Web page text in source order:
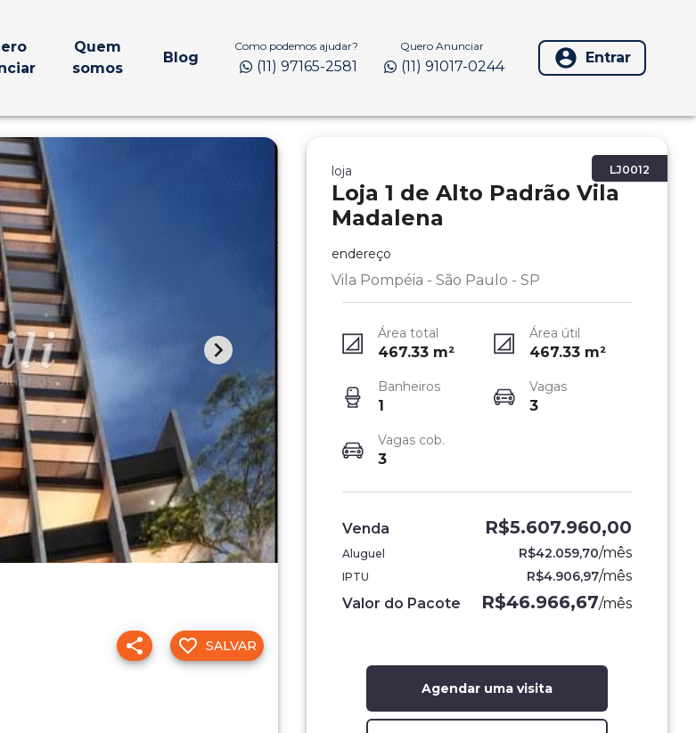
Quem
somos
Blog
Como podemos ajudar?
(11) 97165-2581
Quero Anunciar
(11) 91017-0244 Entrar
SALVAR
LJ0012
loja
Loja 1 de Alto Padrão Vila
Madalena
endereço
Vila Pompéia - São Paulo - SP
Área total
467.33m²
Área útil
467.33 m²
Banheiros
1
Vagas
3
Vagas cob.
3
Venda R$5.607.960,00
Aluguel R$42.059,70/mês
IPTU R$4.906,97/mês
Valor do Pacote
R$46.966,67/mês
Agendar uma visita